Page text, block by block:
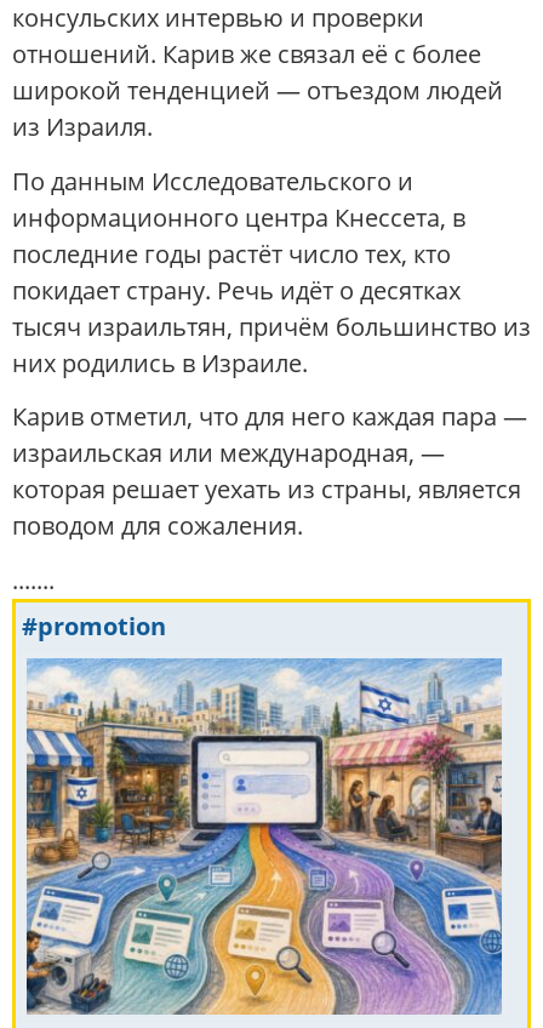
консульских интервью и проверки
отношений. Карив же связал её с более
широкой тенденцией — отъездом людей
из Израиля.
По данным Исследовательского и
информационного центра Кнессета, в
последние годы растёт число тех, кто
покидает страну. Речь идёт о десятках
тысяч израильтян, причём большинство из
них родились в Израиле.
Карив отметил, что для него каждая пара —
израильская или международная, —
которая решает уехать из страны, является
поводом для сожаления.
.......
#promotion